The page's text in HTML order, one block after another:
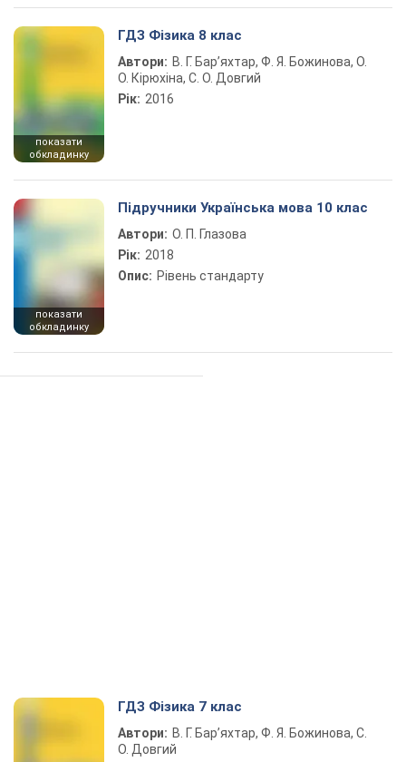
показати
обкладинку
ГДЗ Фізика 8 клас
Автори: В. Г. Бар’яхтар, Ф. Я. Божинова, О.
О. Кірюхіна, С. О. Довгий
Рік: 2016
показати
обкладинку
Підручники Українська мова 10 клас
Автори: О. П. Глазова
Рік: 2018
Опис: Рівень стандарту
ГДЗ Фізика 7 клас
Автори: В. Г. Бар’яхтар, Ф. Я. Божинова, С.
О. Довгий